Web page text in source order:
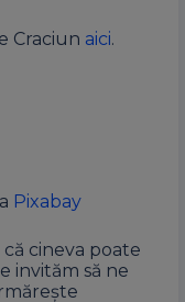
Craciun aici.
Pixabay
cineva poate
invităm să ne